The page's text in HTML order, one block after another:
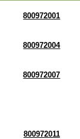
800972001
800972004
800972007
800972011